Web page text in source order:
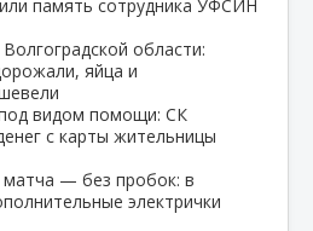
память сотрудника УФСИН
области:
яйца и
видом помощи: СК
с карты жительницы
матча — без пробок: в
электрички